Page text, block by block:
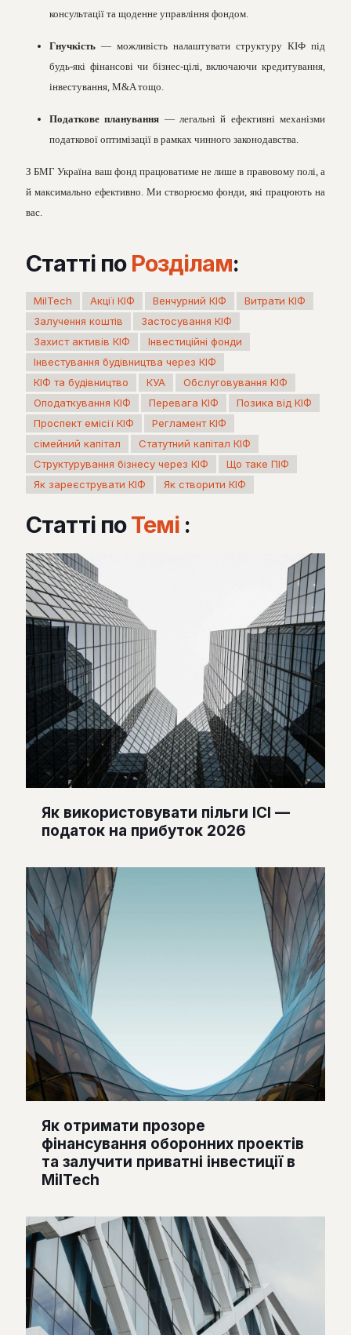
консультації та щоденне управління фондом.
Гнучкість — можливість налаштувати структуру КІФ під
будь-які фінансові чи бізнес-цілі, включаючи кредитування,
інвестування, M&A тощо.
Податкове планування — легальні й ефективні механізми
податкової оптимізації в рамках чинного законодавства.
З БМГ Україна ваш фонд працюватиме не лише в правовому полі, а
й максимально ефективно. Ми створюємо фонди, які працюють на
вас.
Статті по Розділам:
MilTech Акції КІФ Венчурний КІФ
Витрати КІФ
Залучення коштів
Застосування КІФ
Захист активів КІФ
Інвестиційні фонди
Інвестування будівництва через КІФ
КІФ та будівництво
КУА
Обслуговування КІФ
Оподаткування КІФ
Перевага КІФ
Позика від КІФ
Проспект емісії КІФ
Регламент КІФ
сімейний капітал
Статутний капітал КІФ
Структурування бізнесу через КІФ
Що таке ПІФ
Як зареєструвати КІФ
Як створити КІФ
Статті поТемі :
Як використовувати пільги ІСІ —
податок на прибуток 2026
Як отримати прозоре
фінансування оборонних проектів
та залучити приватні інвестиції в
MilTech